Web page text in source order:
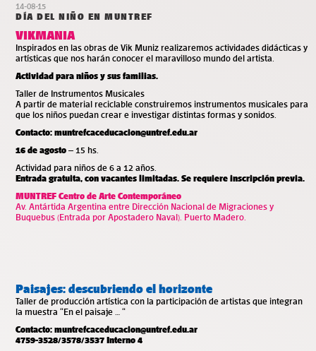
14-08-15
DÍA DEL NIÑO EN MUNTREF
VIKMANIA
Inspirados en las obras de Vik Muniz realizaremos actividades didácticas y
artísticas que nos harán conocer el maravilloso mundo del artista.
Actividad para niños y sus familias.
Taller de Instrumentos Musicales
A partir de material reciclable construiremos instrumentos musicales para
que los niños puedan crear e investigar distintas formas y sonidos.
Contacto: muntrefcaceducacion@untref.edu.ar
16 de agosto – 15 hs.
Actividad para niños de 6 a 12 años.
Entrada gratuita, con vacantes limitadas. Se requiere inscripción previa.
MUNTREF Centro de Arte Contemporáneo
Av. Antártida Argentina entre Dirección Nacional de Migraciones y
Buquebus (Entrada por Apostadero Naval). Puerto Madero.
Paisajes: descubriendo el horizonte
Taller de producción artística con la participación de artistas que integran
la muestra “En el paisaje … “
Contacto: muntrefcaceducacion@untref.edu.ar
4759-3528/3578/3537 Interno 4